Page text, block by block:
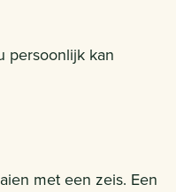
persoonlijk kan
met een zeis. Een